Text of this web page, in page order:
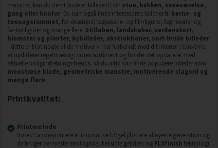
mønstre, kan du nemt finde et billede til din stue, køkken, soveværelse,
gang eller kontor. Du kan også finde interessante billeder til børne- og
teenagerummet, for eksempel tegneserie- og filmfigurer, tegneserier og
fantasifigurer og mange flere. Stilleben, landskaber, verdenskort,
blomster og planter, bybilleder, abstraktioner, sort-hvide billeder
- dette er blot nogle af de motiver vi har forberedt med dit interiør i tankerne.
Vi opdaterer regelmæssigt vores sortiment og holder det opdateret med
aktuelle boligindretnings-trends, så du altid kan finde populære billeder som
monstrøse blade, geometriske mønstre, motiverende slagord og
mange flere.
Printkvalitet:
Printmetode
Vores Canon-printere er innovative UVgel plottere af nyeste generation og
de bruger de nyeste økologiske, fleksible gelblæk og FLXfinish teknologi.